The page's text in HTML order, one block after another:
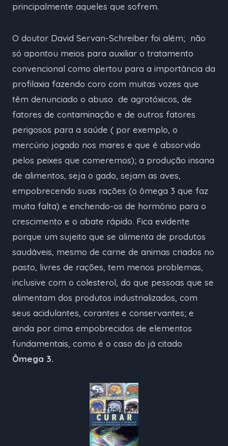
principalmente aqueles que sofrem.
O doutor David Servan-Schreiber foi além; não
só apontou meios para auxiliar o tratamento
convencional como alertou para a importância da
profilaxia fazendo coro com muitas vozes que
têm denunciado o abuso de agrotóxicos, de
fatores de contaminação e de outros fatores
perigosos para a saúde ( por exemplo, o
mercúrio jogado nos mares e que é absorvido
pelos peixes que comeremos); a produção insana
de alimentos, seja o gado, sejam as aves,
empobrecendo suas rações (o ômega 3 que faz
muita falta) e enchendo-os de hormônio para o
crescimento e o abate rápido. Fica evidente
porque um sujeito que se alimenta de produtos
saudáveis, mesmo de carne de animas criados no
pasto, livres de rações, tem menos problemas,
inclusive com o colesterol, do que pessoas que se
alimentam dos produtos industrializados, com
seus acidulantes, corantes e conservantes; e
ainda por cima empobrecidos de elementos
fundamentais, como é o caso do já citado
Ômega 3.